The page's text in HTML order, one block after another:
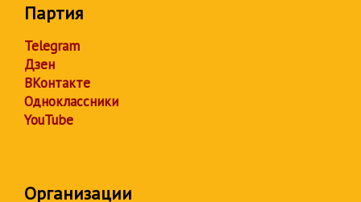
Партия
Telegram
Дзен
ВКонтакте
Одноклассники
YouTube
Организации